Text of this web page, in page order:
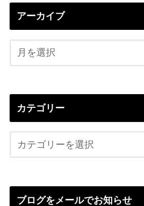
アーカイブ
カテゴリー
ブログをメールでお知らせ